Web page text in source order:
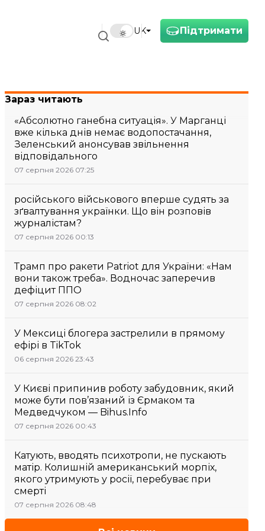
Підтримати
UK
Зараз читають
«Абсолютно ганебна ситуація». У Марганці
вже кілька днів немає водопостачання,
Зеленський анонсував звільнення
відповідального
07 серпня 2026 07:25
російського військового вперше судять за
зґвалтування українки. Що він розповів
журналістам?
07 серпня 2026 00:13
Трамп про ракети Patriot для України: «Нам
вони також треба». Водночас заперечив
дефіцит ППО
07 серпня 2026 08:02
У Мексиці блогера застрелили в прямому
ефірі в TikTok
06 серпня 2026 23:43
У Києві припинив роботу забудовник, який
може бути пов’язаний із Єрмаком та
Медведчуком — Bihus.Info
07 серпня 2026 00:43
Катують, вводять психотропи, не пускають
матір. Колишній американський морпіх,
якого утримують у росії, перебуває при
смерті
07 серпня 2026 08:48